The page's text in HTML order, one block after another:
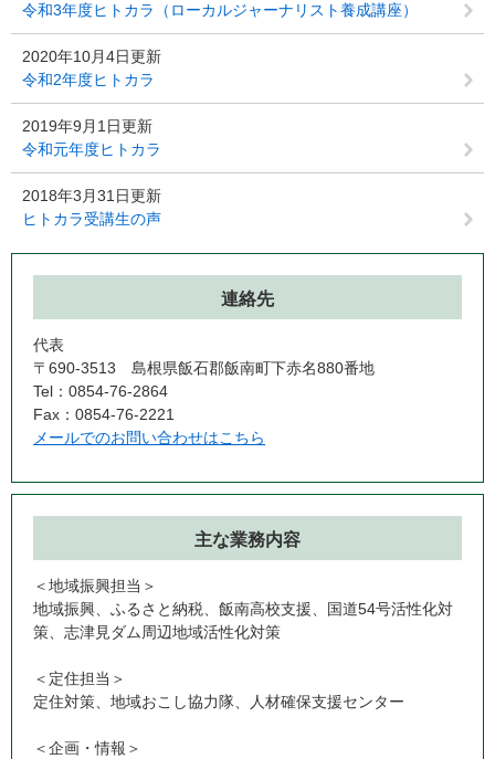
令和3年度ヒトカラ（ローカルジャーナリスト養成講座）
2020年10月4日更新
令和2年度ヒトカラ
2019年9月1日更新
令和元年度ヒトカラ
2018年3月31日更新
ヒトカラ受講生の声
連絡先
代表
〒690-3513 島根県飯石郡飯南町下赤名880番地
Tel：0854-76-2864
Fax：0854-76-2221
メールでのお問い合わせはこちら
主な業務内容
＜地域振興担当＞
地域振興、ふるさと納税、飯南高校支援、国道54号活性化対
策、志津見ダム周辺地域活性化対策
＜定住担当＞
定住対策、地域おこし協力隊、人材確保支援センター
＜企画・情報＞